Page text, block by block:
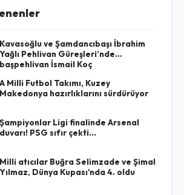
Kavasoğlu ve Şamdancıbaşı İbrahim
Yağlı Pehlivan Güreşleri’nde
başpehlivan İsmail Koç
A Milli Futbol Takımı, Kuzey
Makedonya hazırlıklarını sürdürüyor
Şampiyonlar Ligi finalinde Arsenal
duvarı! PSG sıfır çekti...
Milli atıcılar Buğra Selimzade ve Şimal
Yılmaz, Dünya Kupası'nda 4. oldu